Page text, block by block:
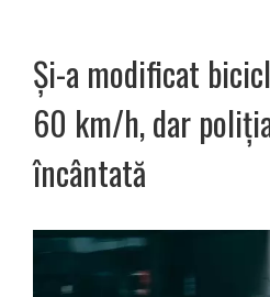
Și-a modificat
60 km/h, dar
încântată